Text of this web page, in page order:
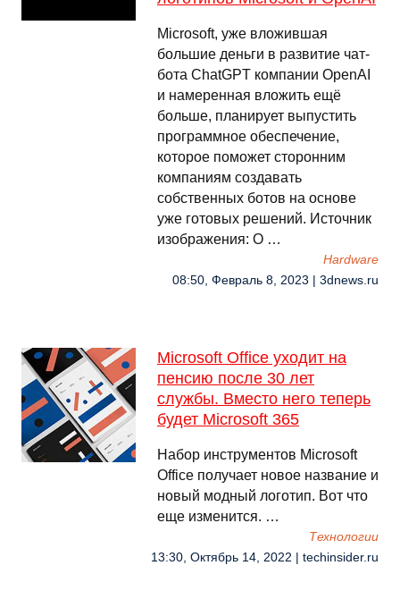
Microsoft, уже вложившая
большие деньги в развитие чат-
бота ChatGPT компании OpenAI
и намеренная вложить ещё
больше, планирует выпустить
программное обеспечение,
которое поможет сторонним
компаниям создавать
собственных ботов на основе
уже готовых решений. Источник
изображения: O …
Hardware
08:50, Февраль 8, 2023 | 3dnews.ru
Microsoft Office уходит на
пенсию после 30 лет
службы. Вместо него теперь
будет Microsoft 365
Набор инструментов Microsoft
Office получает новое название и
новый модный логотип. Вот что
еще изменится. …
Технологии
13:30, Октябрь 14, 2022 | techinsider.ru